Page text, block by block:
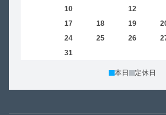
10 12
17 18 19
24 25 26
31
本日 定休日